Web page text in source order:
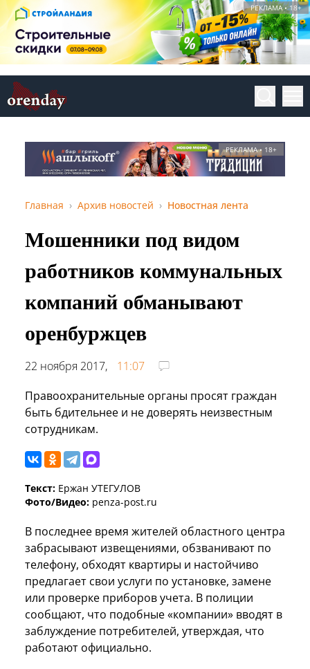
РЕКЛАМА • 18+
РЕКЛАМА • 18+
Главная Архив новостей Новостная лента
Мошенники под видом
работников коммунальных
компаний обманывают
оренбуржцев
22 ноября 2017,
11:07
Правоохранительные органы просят граждан
быть бдительнее и не доверять неизвестным
сотрудникам.
Текст: Ержан УТЕГУЛОВ
Фото/Видео: penza-post.ru
В последнее время жителей областного центра
забрасывают извещениями, обзванивают по
телефону, обходят квартиры и настойчиво
предлагает свои услуги по установке, замене
или проверке приборов учета. В полиции
сообщают, что подобные «компании» вводят в
заблуждение потребителей, утверждая, что
работают официально.